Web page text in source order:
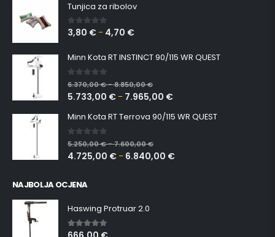
Tunjica za ribolov
0 out of 5
3,80 € – 4,70 €
Minn Kota RT INSTINCT 90/115 WR QUEST
0 out of 5
6.370,00€–8.850,00€
5.733,00 € – 7.965,00 €
Minn Kota RT Terrova 90/115 WR QUEST
0 out of 5
5.250,00€–7.600,00€
4.725,00 € – 6.840,00 €
NAJBOLJA OCJENA
Haswing Protruar 2.0
5.00 out of 5